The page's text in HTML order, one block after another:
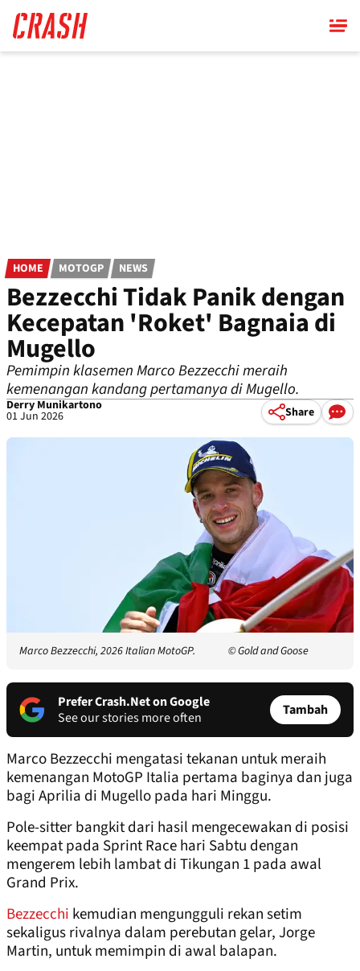
main
content
HOME MOTOGP NEWS
Bezzecchi Tidak Panik dengan
Kecepatan 'Roket' Bagnaia di
Mugello
Pemimpin klasemen Marco Bezzecchi meraih
kemenangan kandang pertamanya di Mugello.
Derry Munikartono
01 Jun 2026 Share
Marco Bezzecchi, 2026 Italian MotoGP. © Gold and Goose
Prefer Crash.Net on Google
See our stories more often
Tambah
Marco Bezzecchi mengatasi tekanan untuk meraih
kemenangan MotoGP Italia pertama baginya dan juga
bagi Aprilia di Mugello pada hari Minggu.
Pole-sitter bangkit dari hasil mengecewakan di posisi
keempat pada Sprint Race hari Sabtu dengan
mengerem lebih lambat di Tikungan 1 pada awal
Grand Prix.
Bezzecchi kemudian mengungguli rekan setim
sekaligus rivalnya dalam perebutan gelar, Jorge
Martin, untuk memimpin di awal balapan.